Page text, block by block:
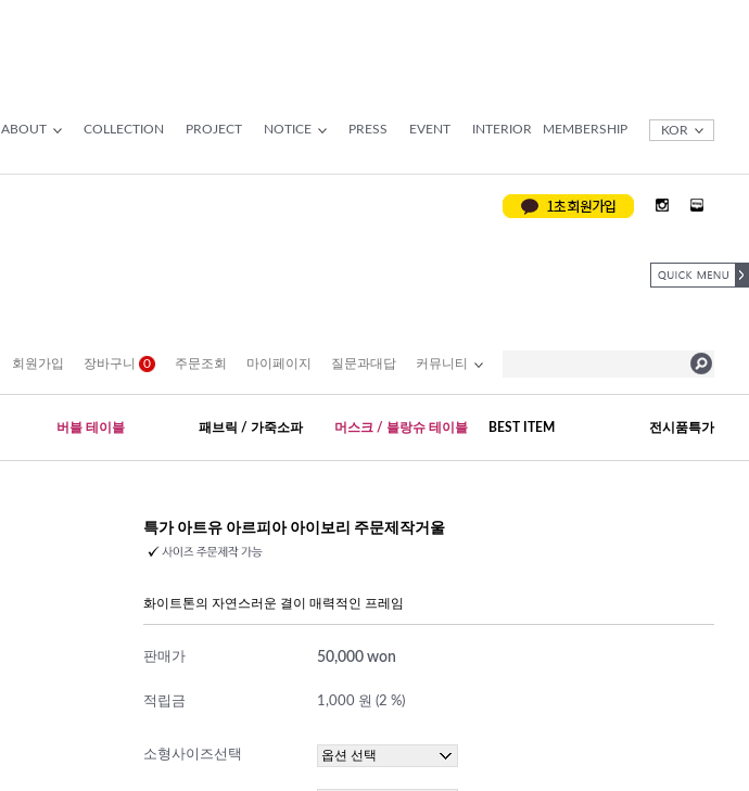
ABOUT COLLECTION PROJECT NOTICE PRESS EVENT INTERIOR MEMBERSHIP KOR
회원가입 장바구니 0 주문조회 마이페이지 질문과대답 커뮤니티
버블 테이블 패브릭 / 가죽소파 머스크 / 블랑슈 테이블 BEST ITEM 전시품특가
특가 아트유 아르피아 아이보리 주문제작거울
화이트톤의 자연스러운 결이 매력적인 프레임
판매가 50,000 won
적립금 1,000 원 (2 %)
소형사이즈선택